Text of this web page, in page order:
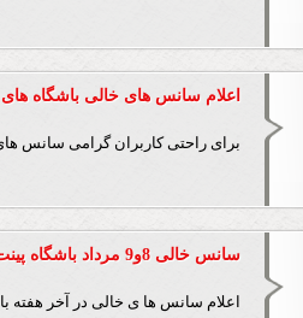
اعلام سانس های خالی باشگاه های پینت
برای راحتی کاربران گرامی سانس
سانس خالی 8و9 مرداد باشگاه پینت بال برج میلاد
اعلام سانس ها ی خالی در آخر هفته